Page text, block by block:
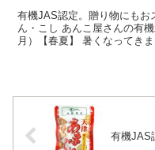
有機JAS認定。贈り物にも
ん・こし あんこ屋さんの有
月）【春夏】 暑くなってき
有機JAS